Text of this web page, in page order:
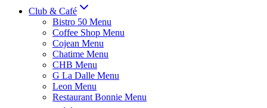
Club & Café
Bistro 50 Menu
Coffee Shop Menu
Cojean Menu
Chatime Menu
CHB Menu
G La Dalle Menu
Leon Menu
Restaurant Bonnie Menu